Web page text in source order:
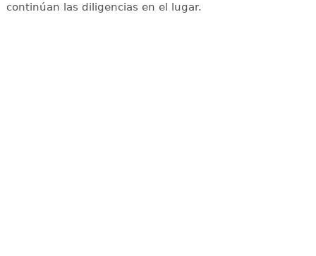
continúan las diligencias en el lugar.